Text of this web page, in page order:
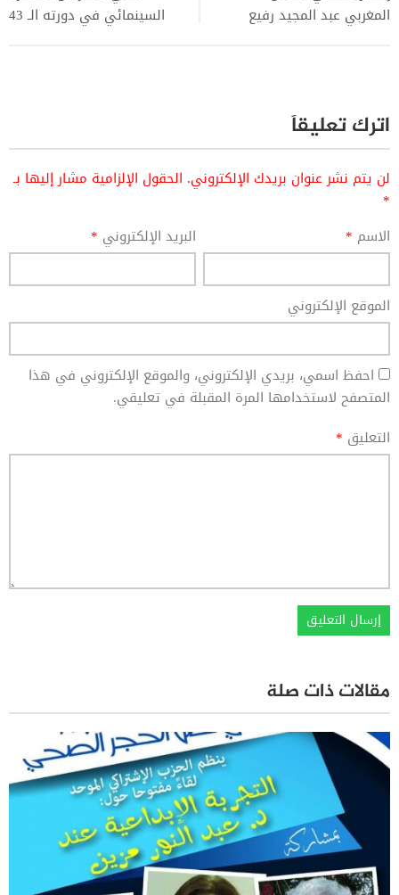
المغربي عبد المجيد رفيع
السينمائي في دورته الـ 43
اترك تعليقاً
لن يتم نشر عنوان بريدك الإلكتروني. الحقول الإلزامية مشار إليها بـ
*
الاسم * البريد الإلكتروني *
الموقع الإلكتروني
احفظ اسمي، بريدي الإلكتروني، والموقع الإلكتروني في هذا
المتصفح لاستخدامها المرة المقبلة في تعليقي.
التعليق *
مقالات ذات صلة